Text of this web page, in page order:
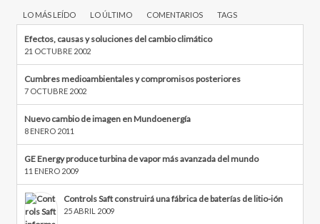
LO MÁS LEÍDO LO ÚLTIMO COMENTARIOS TAGS
Efectos, causas y soluciones del cambio climático
21 OCTUBRE 2002
Cumbres medioambientales y compromisos posteriores
7 OCTUBRE 2002
Nuevo cambio de imagen en Mundoenergía
8 ENERO 2011
GE Energy produce turbina de vapor más avanzada del mundo
11 ENERO 2009
Controls Saft construirá una fábrica de baterías de litio-ión
25 ABRIL 2009